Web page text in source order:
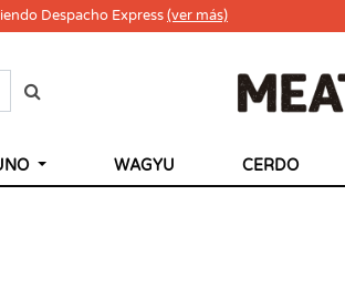
Despacho Express(ver más)
WAGYU CERDO